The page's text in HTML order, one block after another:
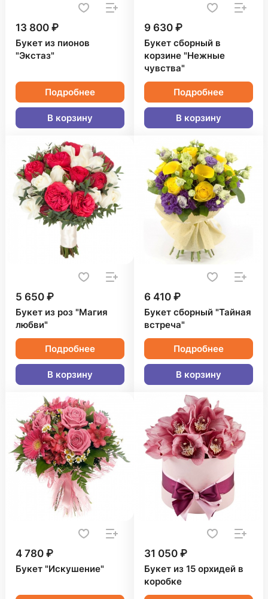
13 800 ₽
Букет из пионов
"Экстаз"
Подробнее
В корзину
9 630 ₽
Букет сборный в
корзине "Нежные
чувства"
Подробнее
В корзину
5 650 ₽
Букет из роз "Магия
любви"
Подробнее
В корзину
6 410 ₽
Букет сборный "Тайная
встреча"
Подробнее
В корзину
4 780 ₽
Букет "Искушение"
31 050 ₽
Букет из 15 орхидей в
коробке